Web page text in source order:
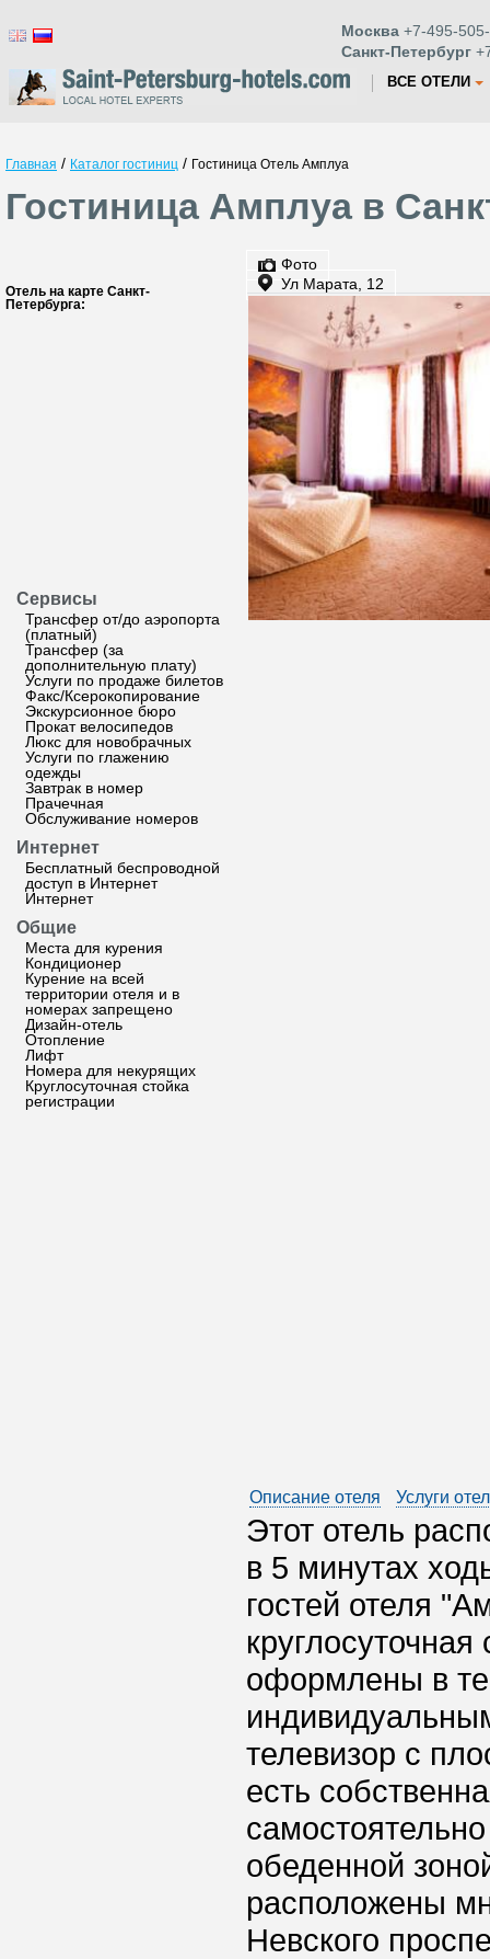
Москва +7-495-
Санкт-Петербург
ВСЕ ОТЕЛИ
Главная / Каталог гостиниц / Гостиница Отель Амплуа
Гостиница Амплуа в
Отель на карте Санкт-
Петербурга:
Сервисы
Трансфер от/до аэропорта
(платный)
Трансфер (за
дополнительную плату)
Услуги по продаже билетов
Факс/Ксерокопирование
Экскурсионное бюро
Прокат велосипедов
Люкс для новобрачных
Услуги по глажению
одежды
Завтрак в номер
Прачечная
Обслуживание номеров
Интернет
Бесплатный беспроводной
доступ в Интернет
Интернет
Общие
Места для курения
Кондиционер
Курение на всей
территории отеля и в
номерах запрещено
Дизайн-отель
Отопление
Лифт
Номера для некурящих
Круглосуточная стойка
регистрации
Фото
Ул Марата, 12
Описание отеля Услуги
Этот отель
в 5 минутах
гостей отеля
оформлены в
телевизор с
есть
обеденной
расположены
Невского